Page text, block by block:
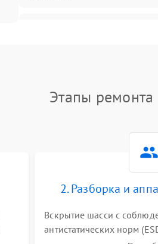
Этапы ремонта
2. Разборка и
Вскрытие шасси с
антистатических норм